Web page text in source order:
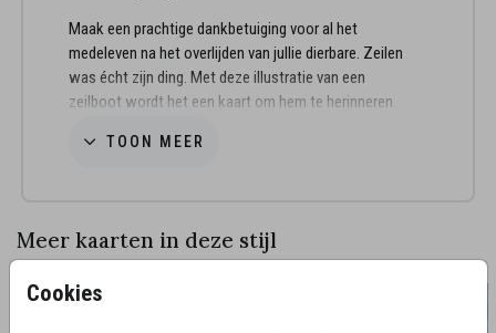
Cookies
Maak een prachtige dankbetuiging voor al het
medeleven na het overlijden van jullie dierbare. Zeilen
was écht zijn ding. Met deze illustratie van een
zeilboot wordt het een kaart om hem te herinneren.
Advies van de makers:
kaart.
Willen jullie graag een bedankkaart sturen in stijl van
TOON MEER
Meer kaarten in deze stijl